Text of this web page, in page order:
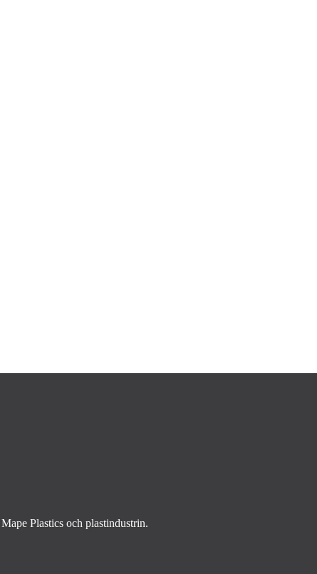
Plastics och plastindustrin.